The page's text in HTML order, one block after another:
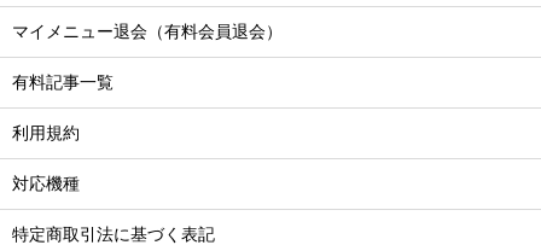
マイメニュー退会（有料会員退会）
有料記事一覧
利用規約
対応機種
特定商取引法に基づく表記